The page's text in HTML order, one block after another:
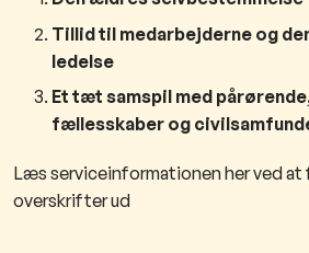
Tillid til medarbejderne og
ledelse
Et tæt samspil med
fællesskaber og
Læs serviceinformationen her ved at
overskrifter ud